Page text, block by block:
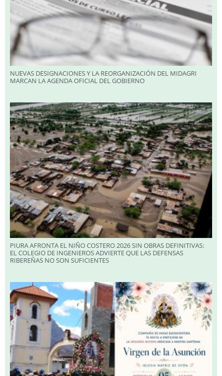
NUEVAS DESIGNACIONES Y LA REORGANIZACIÓN DEL MIDAGRI
MARCAN LA AGENDA OFICIAL DEL GOBIERNO
PIURA AFRONTA EL NIÑO COSTERO 2026 SIN OBRAS DEFINITIVAS:
EL COLEGIO DE INGENIEROS ADVIERTE QUE LAS DEFENSAS
RIBEREÑAS NO SON SUFICIENTES